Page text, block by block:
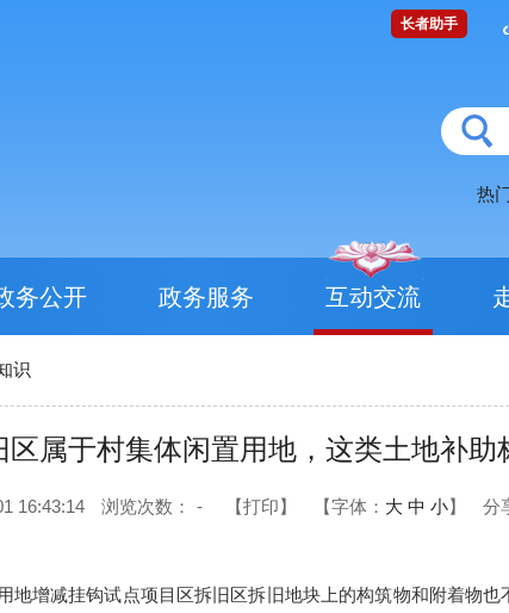
长者助手
热
务公开 政务服务 互动交流
识
属于村集体闲置用地，这类土地补
16:43:14 浏览次数： - 【打印】 【字体： 大 中 小】 分
增减挂钩试点项目区拆旧区拆旧地块上的构筑物和附着物也